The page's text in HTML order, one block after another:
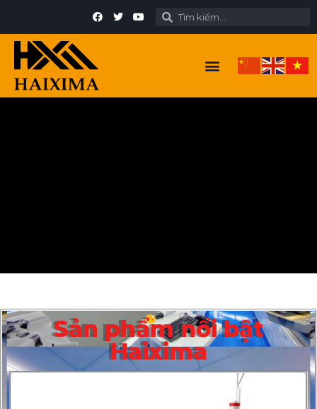
Sản phẩm nổi bật
Haixima